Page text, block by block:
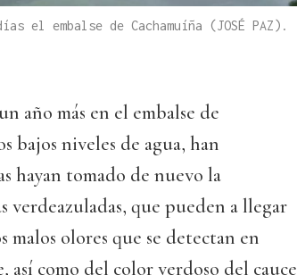
embalse de Cachamuíña (JOSÉ PAZ).
año más en el embalse de
bajos niveles de agua, han
hayan tomado de nuevo la
verdeazuladas, que pueden a llegar
malos olores que se detectan en
así como del color verdoso del cauce